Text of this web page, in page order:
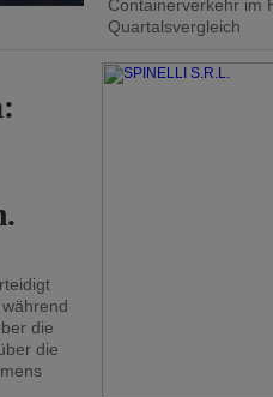
Containerverkehr im
Quartalsvergleich
die
die